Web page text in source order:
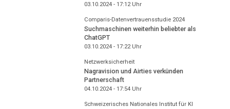
03.10.2024 - 17:12Uhr
Comparis-Datenvertrauensstudie 2024
Suchmaschinen weiterhin beliebter als
ChatGPT
03.10.2024 - 17:22Uhr
Netzwerksicherheit
Nagravision und Airties verkünden
Partnerschaft
04.10.2024 - 17:54Uhr
Schweizerisches Nationales Institut für KI